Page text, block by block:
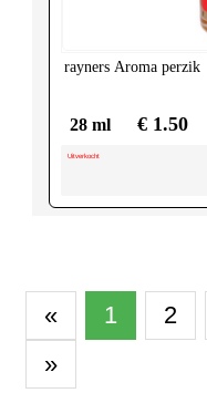
rayners Aroma perzik
28 ml € 1.50
Uitverkocht
« 1 2
»